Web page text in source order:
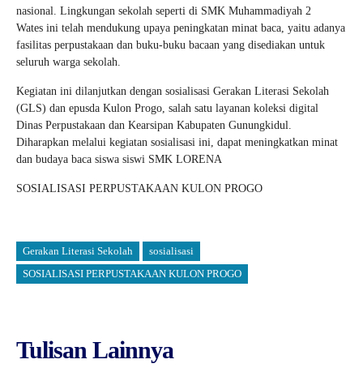
nasional. Lingkungan sekolah seperti di SMK Muhammadiyah 2
Wates ini telah mendukung upaya peningkatan minat baca, yaitu adanya
fasilitas perpustakaan dan buku-buku bacaan yang disediakan untuk
seluruh warga sekolah.
Kegiatan ini dilanjutkan dengan sosialisasi Gerakan Literasi Sekolah
(GLS) dan epusda Kulon Progo, salah satu layanan koleksi digital
Dinas Perpustakaan dan Kearsipan Kabupaten Gunungkidul.
Diharapkan melalui kegiatan sosialisasi ini, dapat meningkatkan minat
dan budaya baca siswa siswi SMK LORENA
SOSIALISASI PERPUSTAKAAN KULON PROGO
Gerakan Literasi Sekolah
sosialisasi
SOSIALISASI PERPUSTAKAAN KULON PROGO
Tulisan Lainnya